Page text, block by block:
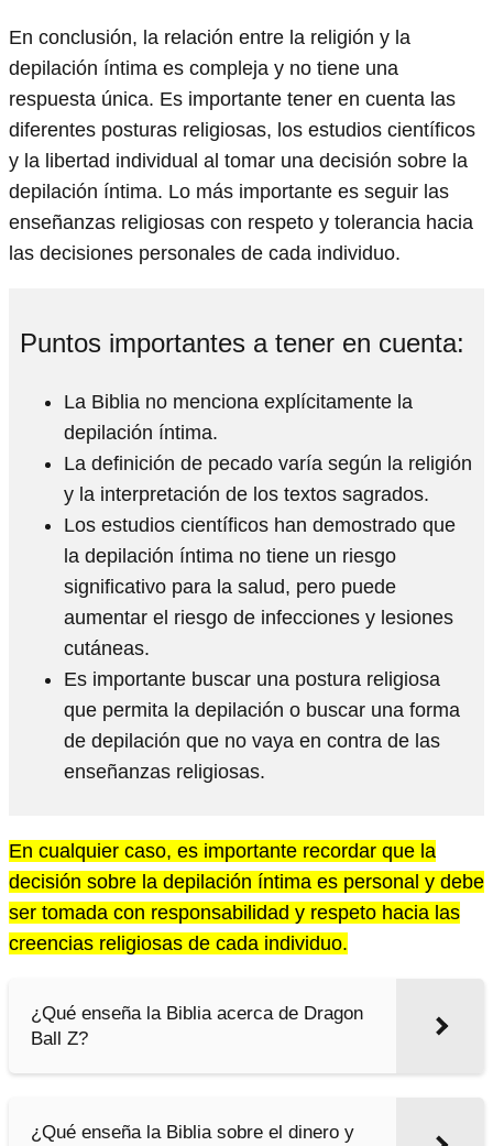
En conclusión, la relación entre la religión y la
depilación íntima es compleja y no tiene una
respuesta única. Es importante tener en cuenta las
diferentes posturas religiosas, los estudios científicos
y la libertad individual al tomar una decisión sobre la
depilación íntima. Lo más importante es seguir las
enseñanzas religiosas con respeto y tolerancia hacia
las decisiones personales de cada individuo.
Puntos importantes a tener en cuenta:
La Biblia no menciona explícitamente la
depilación íntima.
La definición de pecado varía según la religión
y la interpretación de los textos sagrados.
Los estudios científicos han demostrado que
la depilación íntima no tiene un riesgo
significativo para la salud, pero puede
aumentar el riesgo de infecciones y lesiones
cutáneas.
Es importante buscar una postura religiosa
que permita la depilación o buscar una forma
de depilación que no vaya en contra de las
enseñanzas religiosas.
En cualquier caso, es importante recordar que la
decisión sobre la depilación íntima es personal y debe
ser tomada con responsabilidad y respeto hacia las
creencias religiosas de cada individuo.
¿Qué enseña la Biblia acerca de Dragon
Ball Z?
¿Qué enseña la Biblia sobre el dinero y